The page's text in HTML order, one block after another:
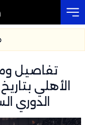
تفاصيل
الدوري